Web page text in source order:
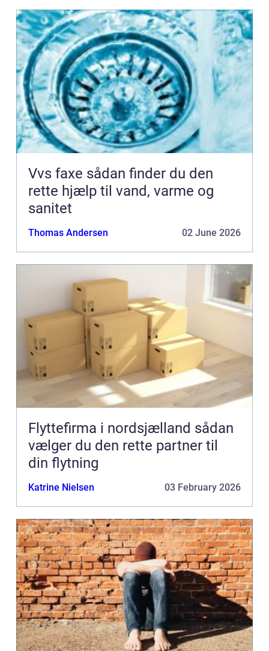
Vvs faxe sådan finder du den
rette hjælp til vand, varme og
sanitet
Thomas Andersen 02 June 2026
Flyttefirma i nordsjælland sådan
vælger du den rette partner til
din flytning
Katrine Nielsen 03 February 2026